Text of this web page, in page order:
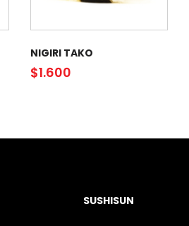
NIGIRI TAKO
$1.600
SUSHISUN